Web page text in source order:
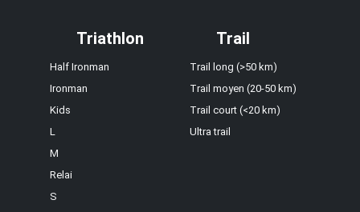
Triathlon
Half Ironman
Ironman
Kids
L
M
Relai
S
Trail
Trail long (>50 km)
Trail moyen (20-50 km)
Trail court (<20 km)
Ultra trail